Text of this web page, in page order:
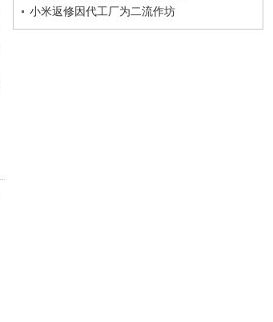
小米返修因代工厂为二流作坊